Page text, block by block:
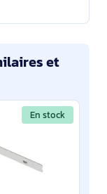
et
En stock